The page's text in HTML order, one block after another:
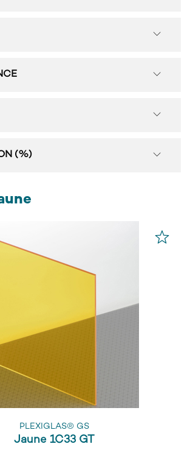
(%)
PLEXIGLAS® GS
Jaune 1C33 GT